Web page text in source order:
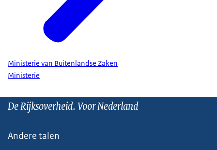
Ministerie van Buitenlandse Zaken
Ministerie
De Rijksoverheid. Voor Nederland
Andere talen